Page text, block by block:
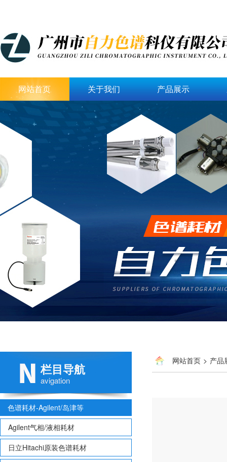
网站首页 关于我们 产品展示
栏目导航
avigation
色谱耗材-Agilent/岛津等
Agilent气相/液相耗材
日立Hitachi原装色谱耗材
网站首页 > 产品